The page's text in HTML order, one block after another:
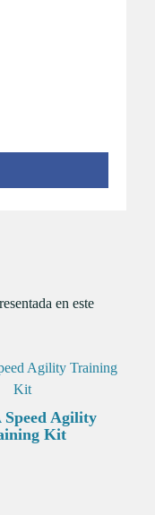
en este
Speed Agility
Kit